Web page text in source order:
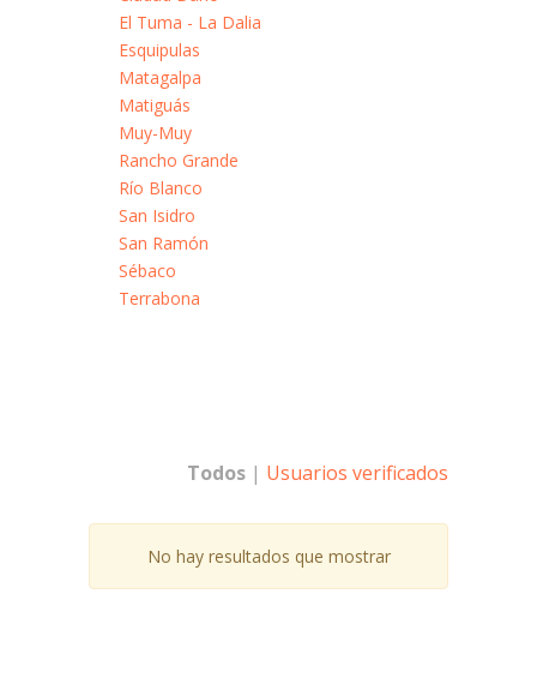
El Tuma - La Dalia
Esquipulas
Matagalpa
Matiguás
Muy-Muy
Rancho Grande
Río Blanco
San Isidro
San Ramón
Sébaco
Terrabona
Todos | Usuarios verificados
No hay resultados que mostrar